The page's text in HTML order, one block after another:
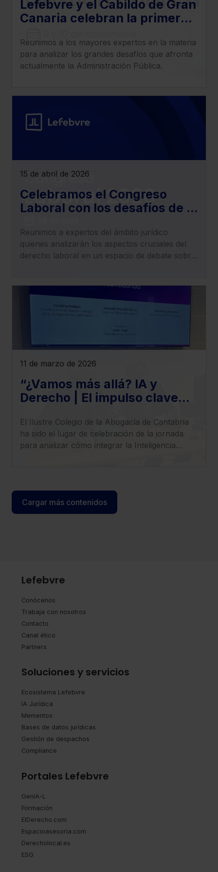
que sean indispensables para la navegación.
Lefebvre y el Cabildo de Gran
Canaria celebran la primera
Nacional de Gestión Pública
Reunimos a los mayores expertos en la materia
para analizar los grandes desafíos que afronta
actualmente la Administración Pública.
15 de abril de 2026
Celebramos el Congreso
Laboral con los desafíos de la
laboral, empleo, trabajo y
Seguridad Social
Reunimos a expertos del ámbito jurídico
quienes analizarán los aspectos cruciales del
derecho laboral en un espacio de debate sobre
11 de marzo de 2026
“¿Vamos más allá? IA y
Derecho | El impulso clave
siguiente nivel”,
El Ilustre Colegio de la Abogacía de Cantabria
ha sido el lugar de celebración de la jornada
para analizar cómo integrar la Inteligencia
Cargar más contenidos
Lefebvre
Conócenos
Trabaja con nosotros
Contacto
Canal ético
Partners
Soluciones y servicios
Ecosistema Lefebvre
IA Jurídica
Mementos
Bases de datos jurídicas
Gestión de despachos
Compliance
Portales Lefebvre
GenIA-L
Formación
ElDerecho.com
Espacioasesoria.com
Derecholocal.es
ESG